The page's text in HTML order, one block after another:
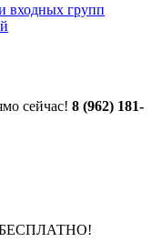
входных групп
сейчас! 8 (962) 181-
БЕСПЛАТНО!